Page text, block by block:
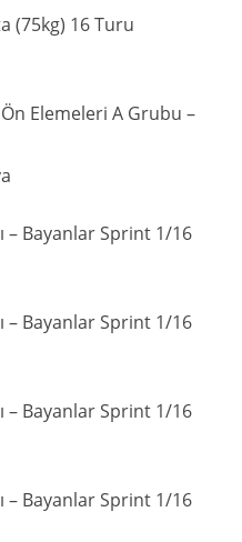
(75kg) 16 Turu
Elemeleri A Grubu –
– Bayanlar Sprint 1/16
– Bayanlar Sprint 1/16
– Bayanlar Sprint 1/16
– Bayanlar Sprint 1/16